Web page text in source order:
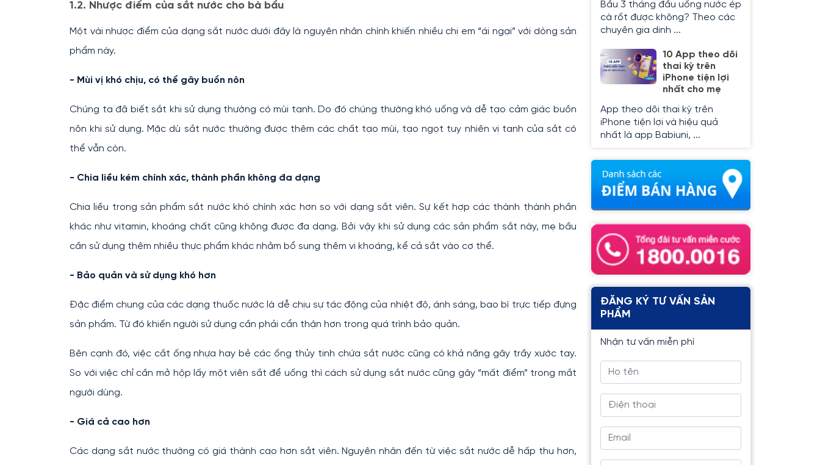
1.2. Nhược điểm của sắt nước cho bà bầu
Một vài nhược điểm của dạng sắt nước dưới đây là nguyên nhân chính khiến nhiều chị em “ái ngại” với dòng sản
phẩm này.
- Mùi vị khó chịu, có thể gây buồn nôn
Chúng ta đã biết sắt khi sử dụng thường có mùi tanh. Do đó chúng thường khó uống và dễ tạo cảm giác buồn
nôn khi sử dụng. Mặc dù sắt nước thường được thêm các chất tạo mùi, tạo ngọt tuy nhiên vị tanh của sắt có
thể vẫn còn.
- Chia liều kém chính xác, thành phần không đa dạng
Chia liều trong sản phẩm sắt nước khó chính xác hơn so với dạng sắt viên. Sự kết hợp các thành thành phần
khác như vitamin, khoáng chất cũng không được đa dạng. Bởi vậy khi sử dụng các sản phẩm sắt này, mẹ bầu
cần sử dụng thêm nhiều thực phẩm khác nhằm bổ sung thêm vi khoáng, kể cả sắt vào cơ thể.
- Bảo quản và sử dụng khó hơn
Đặc điểm chung của các dạng thuốc nước là dễ chịu sự tác động của nhiệt độ, ánh sáng, bao bì trực tiếp đựng
sản phẩm. Từ đó khiến người sử dụng cần phải cẩn thận hơn trong quá trình bảo quản.
Bên cạnh đó, việc cắt ống nhựa hay bẻ các ống thủy tinh chứa sắt nước cũng có khả năng gây trầy xước tay.
So với việc chỉ cần mở hộp lấy một viên sắt để uống thì cách sử dụng sắt nước cũng gây “mất điểm” trong mắt
người dùng.
- Giá cả cao hơn
Các dạng sắt nước thường có giá thành cao hơn sắt viên. Nguyên nhân đến từ việc sắt nước dễ hấp thu hơn,
Bầu 3 tháng đầu uống nước ép
cà rốt được không? Theo các
chuyên gia dinh ...
10 App theo dõi
thai kỳ trên
iPhone tiện lợi
nhất cho mẹ
App theo dõi thai kỳ trên
iPhone tiện lợi và hiệu quả
nhất là app Babiuni, ...
ĐĂNG KÝ TƯ VẤN SẢN
PHẨM
Nhận tư vấn miễn phí